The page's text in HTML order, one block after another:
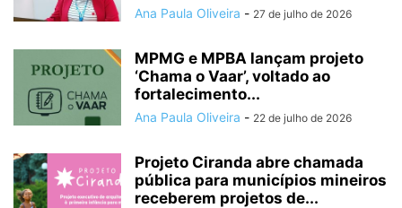
Ana Paula Oliveira - 27 de julho de 2026
MPMG e MPBA lançam projeto
‘Chama o Vaar’, voltado ao
fortalecimento...
Ana Paula Oliveira - 22 de julho de 2026
Projeto Ciranda abre chamada
pública para municípios mineiros
receberem projetos de...